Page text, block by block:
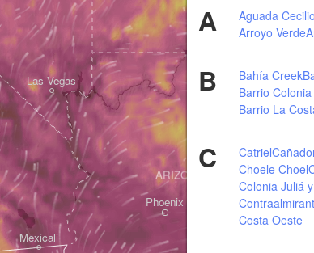
A Aguada
Arroyo Verde
B Bahía Creek
Barrio
Barrio La
C Catriel
Choele Choel
Colonia Juliá
Costa Oeste
Las Vegas
Mexicali
Phoenix
ARIZONA